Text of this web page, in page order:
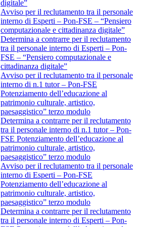
digitale”
Avviso per il reclutamento tra il personale
interno di Esperti – Pon-FSE – “Pensiero
computazionale e cittadinanza digitale”
Determina a contrarre per il reclutamento
tra il personale interno di Esperti – Pon-
FSE – “Pensiero computazionale e
cittadinanza digitale”
Avviso per il reclutamento tra il personale
interno di n.1 tutor – Pon-FSE
Potenziamento dell’educazione al
patrimonio culturale, artistico,
paesaggistico” terzo modulo
Determina a contrarre per il reclutamento
tra il personale interno di n.1 tutor – Pon-
FSE Potenziamento dell’educazione al
patrimonio culturale, artistico,
paesaggistico” terzo modulo
Avviso per il reclutamento tra il personale
interno di Esperti – Pon-FSE
Potenziamento dell’educazione al
patrimonio culturale, artistico,
paesaggistico” terzo modulo
Determina a contrarre per il reclutamento
tra il personale interno di Esperti – Pon-